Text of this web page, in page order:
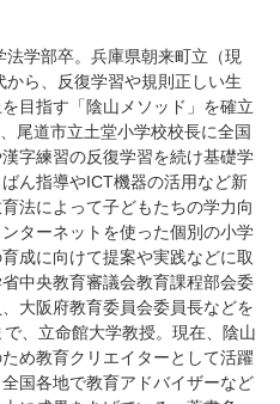
学部卒。兵庫県朝来町立（現
ら、反復学習や規則正しい生
目指す「陰山メソッド」を確立
尾道市立土堂小学校校長に全国
字練習の反復学習を続け基礎学
ん指導やICT機器の活用など新
法によって子どもたちの学力向
ターネットを使った個別の小学
成に向けて提案や実践などに取
中央教育審議会教育課程部会委
大阪府教育委員会委員長などを
、立命館大学教授。現在、陰山
め教育クリエイターとして活躍
国各地で教育アドバイザーなど